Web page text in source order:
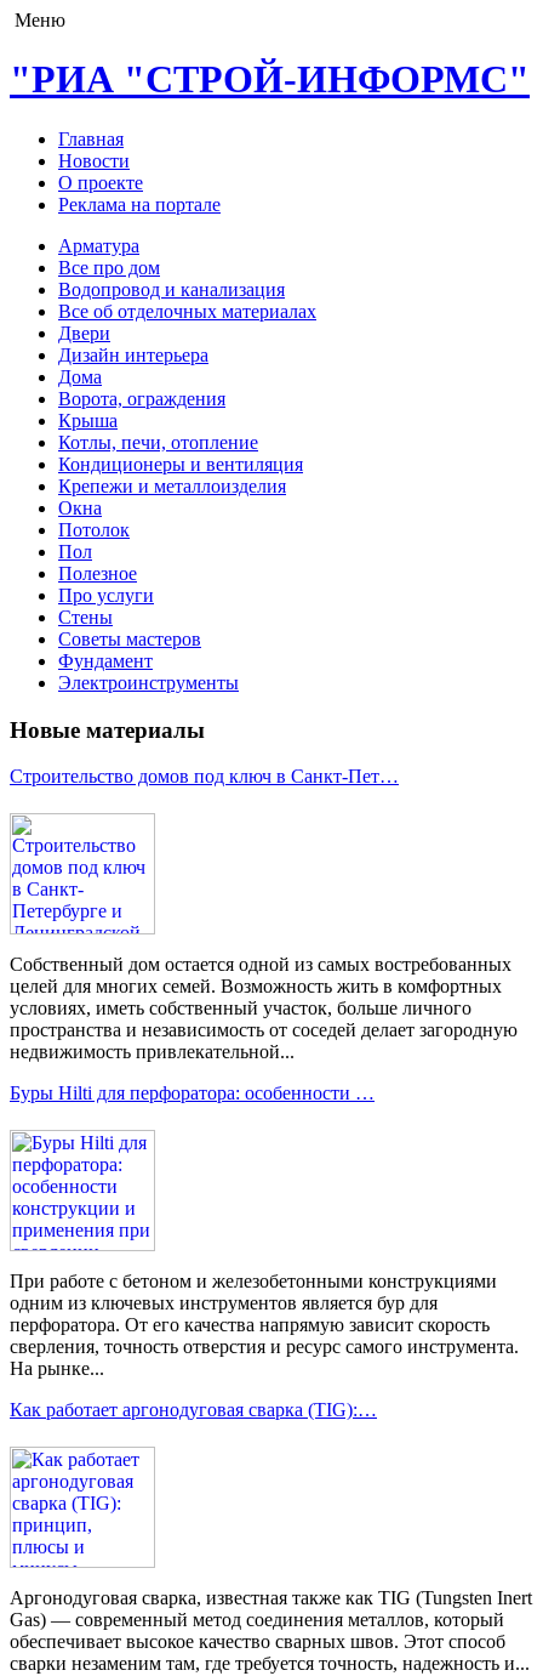
Меню
"РИА "СТРОЙ-ИНФОРМС"
Главная
Новости
О проекте
Реклама на портале
Арматура
Все про дом
Водопровод и канализация
Все об отделочных материалах
Двери
Дизайн интерьера
Дома
Ворота, ограждения
Крыша
Котлы, печи, отопление
Кондиционеры и вентиляция
Крепежи и металлоизделия
Окна
Потолок
Пол
Полезное
Про услуги
Стены
Советы мастеров
Фундамент
Электроинструменты
Новые материалы
Строительство домов под ключ в Санкт-Пет…
Собственный дом остается одной из самых востребованных
целей для многих семей. Возможность жить в комфортных
условиях, иметь собственный участок, больше личного
пространства и независимость от соседей делает загородную
недвижимость привлекательной...
Буры Hilti для перфоратора: особенности …
При работе с бетоном и железобетонными конструкциями
одним из ключевых инструментов является бур для
перфоратора. От его качества напрямую зависит скорость
сверления, точность отверстия и ресурс самого инструмента.
На рынке...
Как работает аргонодуговая сварка (TIG):…
Аргонодуговая сварка, известная также как TIG (Tungsten Inert
Gas) — современный метод соединения металлов, который
обеспечивает высокое качество сварных швов. Этот способ
сварки незаменим там, где требуется точность, надежность и...